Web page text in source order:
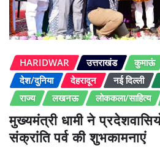
HARIDWAR उत्तराखंड कुमाऊं
देश/दुनिया
देहरादून नई दिल्ली
राज्य
लखनऊ लोककला/साहित्य
मुख्यमंत्री धामी ने
संक्रांति पर्व की शुभकामनाएं